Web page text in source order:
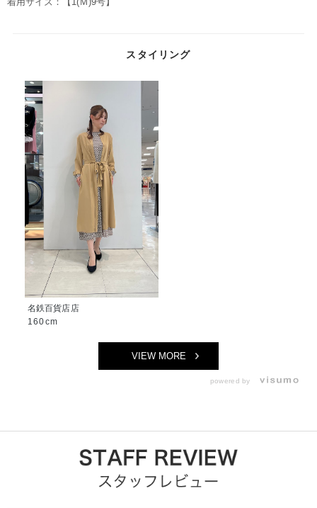
スタイリング
名鉄百貨店店
160cm
VIEW MORE
powered by